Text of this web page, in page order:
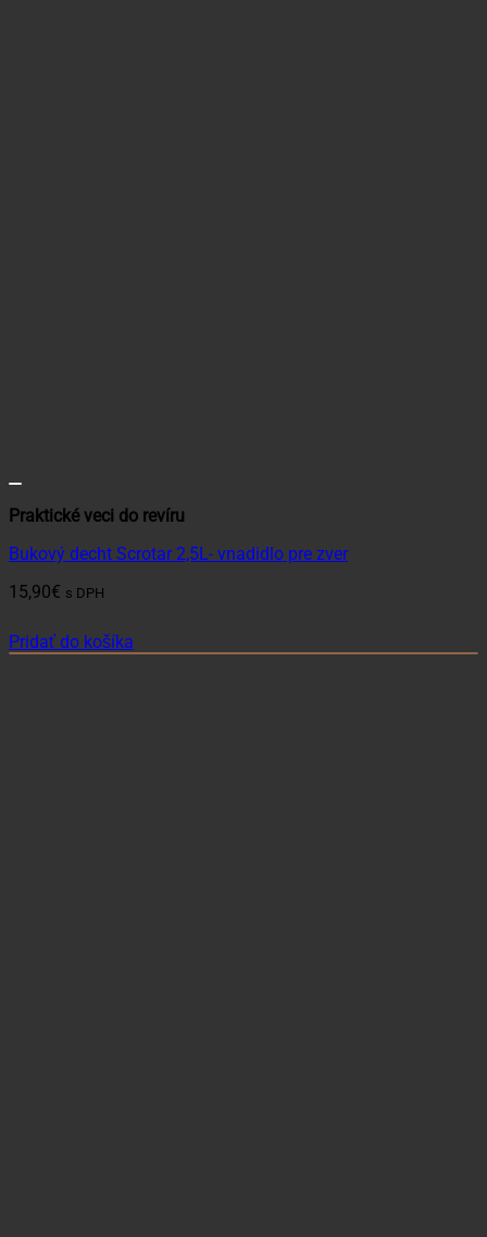
Praktické veci do revíru
Bukový decht Scrotar 2,5L- vnadidlo pre zver
15,90€ s DPH
Pridať do košíka